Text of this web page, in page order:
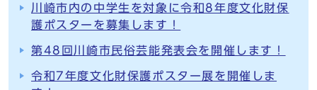
川崎市内の中学生を対象に令和8年度文化財保
護ポスターを募集します！
第48回川崎市民俗芸能発表会を開催します！
令和7年度文化財保護ポスター展を開催しま